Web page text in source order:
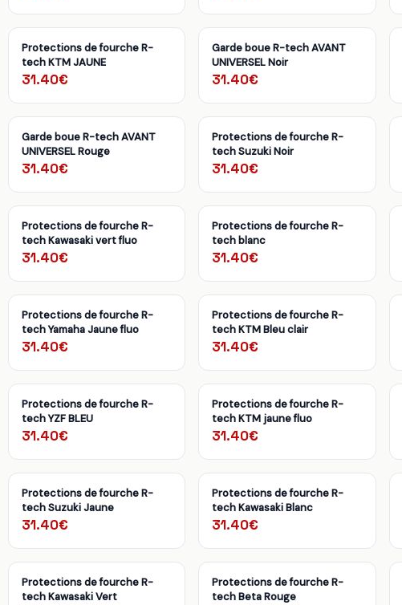
Protections de fourche R-
tech KTM JAUNE
31.40€
Garde boue R-tech AVANT
UNIVERSEL Noir
31.40€
Garde boue R-tech AVANT
UNIVERSEL Rouge
31.40€
Protections de fourche R-
tech Suzuki Noir
31.40€
Protections de fourche R-
tech Kawasaki vert fluo
31.40€
Protections de fourche R-
tech blanc
31.40€
Protections de fourche R-
tech Yamaha Jaune fluo
31.40€
Protections de fourche R-
tech KTM Bleu clair
31.40€
Protections de fourche R-
tech YZF BLEU
31.40€
Protections de fourche R-
tech KTM jaune fluo
31.40€
Protections de fourche R-
tech Suzuki Jaune
31.40€
Protections de fourche R-
tech Kawasaki Blanc
31.40€
Protections de fourche R-
tech Kawasaki Vert
Protections de fourche R-
tech Beta Rouge